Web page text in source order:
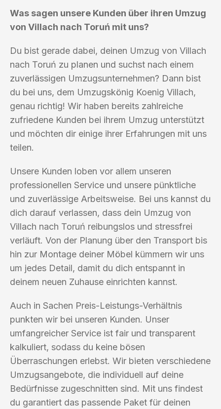
Was sagen unsere Kunden über ihren Umzug
von Villach nach Toruń mit uns?
Du bist gerade dabei, deinen Umzug von Villach
nach Toruń zu planen und suchst nach einem
zuverlässigen Umzugsunternehmen? Dann bist
du bei uns, dem Umzugskönig Koenig Villach,
genau richtig! Wir haben bereits zahlreiche
zufriedene Kunden bei ihrem Umzug unterstützt
und möchten dir einige ihrer Erfahrungen mit uns
teilen.
Unsere Kunden loben vor allem unseren
professionellen Service und unsere pünktliche
und zuverlässige Arbeitsweise. Bei uns kannst du
dich darauf verlassen, dass dein Umzug von
Villach nach Toruń reibungslos und stressfrei
verläuft. Von der Planung über den Transport bis
hin zur Montage deiner Möbel kümmern wir uns
um jedes Detail, damit du dich entspannt in
deinem neuen Zuhause einrichten kannst.
Auch in Sachen Preis-Leistungs-Verhältnis
punkten wir bei unseren Kunden. Unser
umfangreicher Service ist fair und transparent
kalkuliert, sodass du keine bösen
Überraschungen erlebst. Wir bieten verschiedene
Umzugsangebote, die individuell auf deine
Bedürfnisse zugeschnitten sind. Mit uns findest
du garantiert das passende Paket für deinen